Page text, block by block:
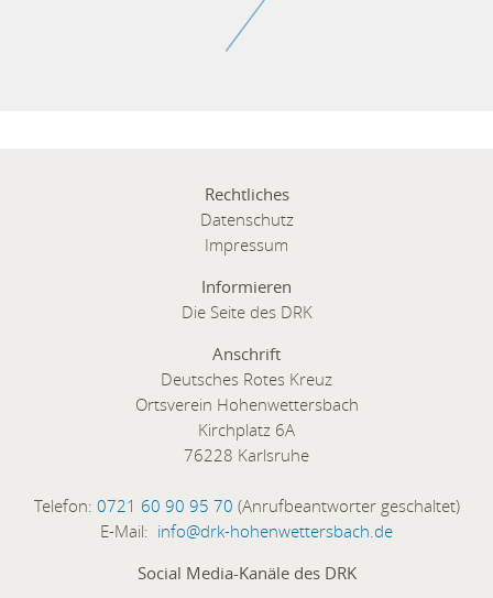
Rechtliches
Datenschutz
Impressum
Informieren
Die Seite des DRK
Anschrift
Deutsches Rotes Kreuz
Ortsverein Hohenwettersbach
Kirchplatz 6A
76228 Karlsruhe
Telefon: 0721 60 90 95 70 (Anrufbeantworter geschaltet)
E-Mail: info@drk-hohenwettersbach.de
Social Media-Kanäle des DRK